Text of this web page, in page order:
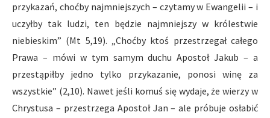
przykazań, choćby najmniejszych – czytamy w Ewangelii – i
uczyłby tak ludzi, ten będzie najmniejszy w królestwie
niebieskim” (Mt 5,19). „Choćby ktoś przestrzegał całego
Prawa – mówi w tym samym duchu Apostoł Jakub – a
przestąpiłby jedno tylko przykazanie, ponosi winę za
wszystkie” (2,10). Nawet jeśli komuś się wydaje, że wierzy w
Chrystusa – przestrzega Apostoł Jan – ale próbuje osłabić